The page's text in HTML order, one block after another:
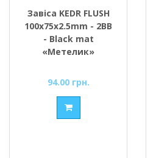
Завіса KEDR FLUSH
100x75x2.5mm - 2BB
- Black mat
«Метелик»
94.00 грн.